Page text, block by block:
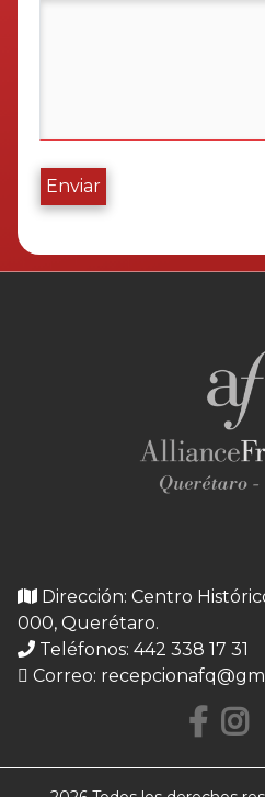
Enviar
Dirección: Centro
000, Querétaro.
Teléfonos: 442 338 17 31
Correo: